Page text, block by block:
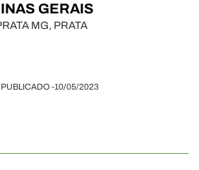
GERAIS
MG, PRATA
PUBLICADO -10/05/2023